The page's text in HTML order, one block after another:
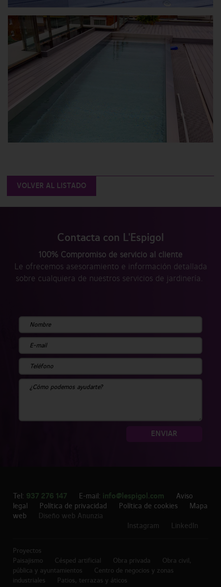
VOLVER AL LISTADO
Contacta con L'Espigol
100% Compromiso de servicio al cliente
Le ofrecemos asesoramiento e información detallada
sobre cualquiera de nuestros servicios de jardinería.
ENVIAR
Tel: 937 276 147 E-mail: info@lespigol.com
Aviso
legal
Política de privacidad Política de cookies
Mapa
web
Diseño web Anunzia
Instagram
LinkedIn
Proyectos
Paisajismo
Césped artificial Obra privada
Obra civil,
pública y ayuntamientos
Centro de negocios y zonas
industriales
Patios, terrazas y áticos